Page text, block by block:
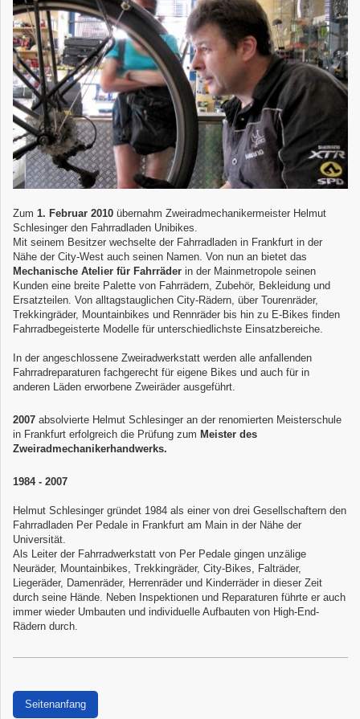
Zum 1. Februar 2010 übernahm Zweiradmechanikermeister Helmut
Schlesinger den Fahrradladen Unibikes.
Mit seinem Besitzer wechselte der Fahrradladen in Frankfurt in der
Nähe der City-West auch seinen Namen. Von nun an bietet das
Mechanische Atelier für Fahrräder in der Mainmetropole seinen
Kunden eine breite Palette von Fahrrädern, Zubehör, Bekleidung und
Ersatzteilen. Von alltagstauglichen City-Rädern, über Tourenräder,
Trekkingräder, Mountainbikes und Rennräder bis hin zu E-Bikes finden
Fahrradbegeisterte Modelle für unterschiedlichste Einsatzbereiche.
In der ange­schlossene Zweiradwer­kstatt werden alle anfallenden
Fahrrad­reparaturen fachgerecht für eigene Bikes und auch für in
anderen Läden erworbene Zweiräder ausgeführt.
2007 absolvierte Helmut Schlesinger an der renomierten Meisterschule
in Frankfurt erfolgreich die Prüfung zum Meister des
Zweiradmechanikerhandwerks.
1984 - 2007
Helmut Schlesinger gründet 1984 als einer von drei Gesellschaftern den
Fahrradladen Per Pedale in Frankfurt am Main in der Nähe der
Universität.
Als Leiter der Fahrradwerkstatt von Per Pedale gingen unzälige
Neuräder, Mountainbikes, Trekkingräder, City-Bikes, Falträder,
Liegeräder, Damenräder, Herrenräder und Kinderräder in dieser Zeit
durch seine Hände. Neben Inspektionen und Reparaturen führte er auch
immer wieder Umbauten und individuelle Aufbauten von High-End-
Rädern durch.
Seitenanfang